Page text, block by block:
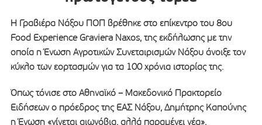
Η Γραβιέρα Νάξου ΠΟΠ βρέθηκε στο επίκεντρο του 8ου
Food Experience Graviera Naxos, της εκδήλωσης με την
οποία η Ένωση Αγροτικών Συνεταιρισμών Νάξου άνοιξε τον
κύκλο των εορτασμών για τα 100 χρόνια ιστορίας της.
Όπως τόνισε στο Αθηναϊκό – Μακεδονικό Πρακτορείο
Ειδήσεων ο πρόεδρος της ΕΑΣ Νάξου, Δημήτρης Καπούνης
η Ένωση «γίνεται αιωνόβια, αλλά παραμένει νέα»,